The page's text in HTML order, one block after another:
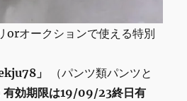
orオークションで使える特別
」
（パンツ類パンツと
有効期限は19/09/23終日有